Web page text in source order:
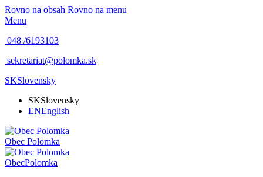
Rovno na obsah Rovno na menu
Menu
048 /6193103
sekretariat@polomka.sk
SKSlovensky
SKSlovensky
ENEnglish
Obec Polomka
ObecPolomka